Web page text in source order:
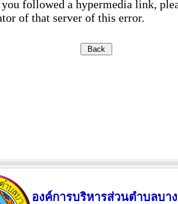
องค์การบริหารส่วนตำบลบา